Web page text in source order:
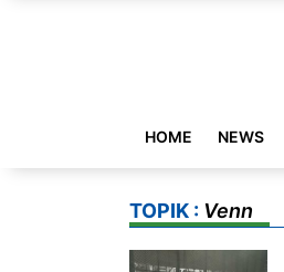
HOME NEWS
TOPIK : Venn